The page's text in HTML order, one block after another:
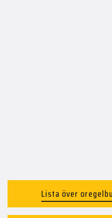
Lista över